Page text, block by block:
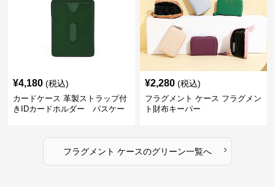
¥4,180 (税込)
カードケース 革製ストラップ付
きIDカードホルダー パスケー
¥2,280 (税込)
フラグメント ケース フラグメン
ト財布キーパー
フラグメント ケースのグリーン一覧へ ›